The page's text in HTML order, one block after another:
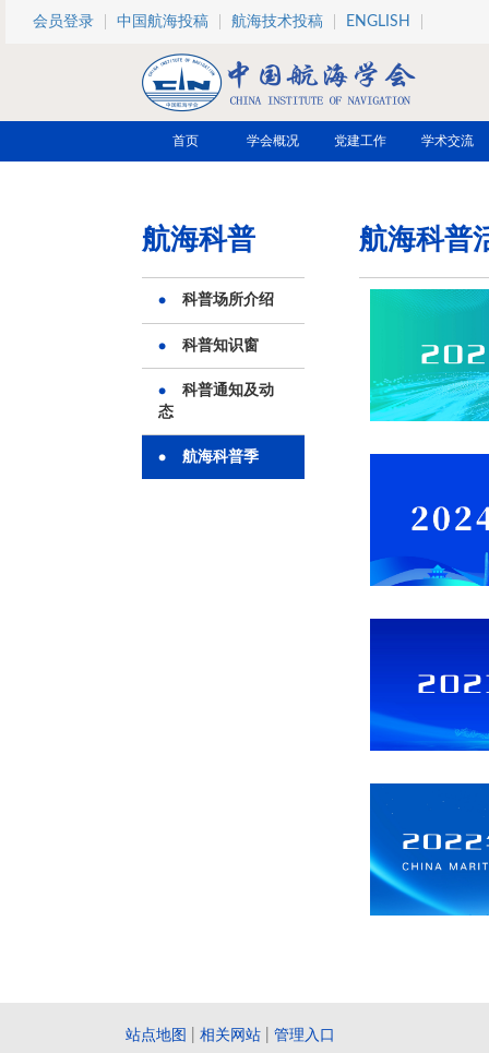
跳转到主要内容
会员登录 中国航海投稿 航海技术投稿 ENGLISH
首页 学会概况 党建工作 学术交流
航海科普
科普场所介绍
科普知识窗
科普通知及动
态
航海科普季
航海科普
站点地图 相关网站 管理入口